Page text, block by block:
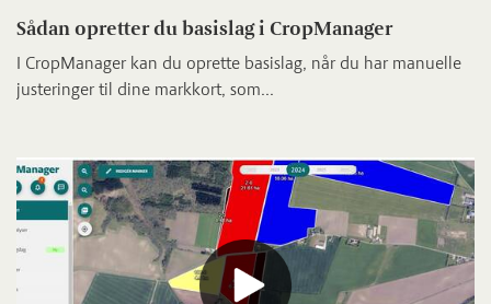
Sådan opretter du basislag i CropManager
I CropManager kan du oprette basislag, når du har manuelle
justeringer til dine markkort, som...